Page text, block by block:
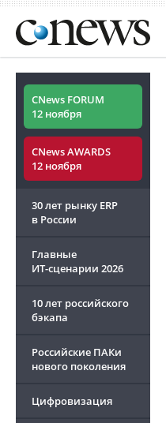
CNews FORUM
12 ноября
CNews AWARDS
12 ноября
30 лет рынку ERP
в России
Главные
ИТ-сценарии 2026
10 лет российского
бэкапа
Российские ПАКи
нового поколения
Цифровизация